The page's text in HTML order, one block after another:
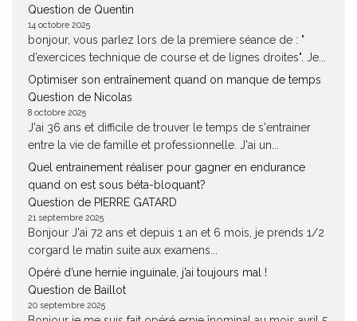
Question de Quentin
14 octobre 2025
bonjour, vous parlez lors de la premiere séance de : "
d’exercices technique de course et de lignes droites". Je...
Optimiser son entraînement quand on manque de temps
Question de Nicolas
8 octobre 2025
J'ai 36 ans et difficile de trouver le temps de s'entrainer
entre la vie de famille et professionnelle. J'ai un...
Quel entrainement réaliser pour gagner en endurance
quand on est sous béta-bloquant?
Question de PIERRE GATARD
21 septembre 2025
Bonjour J'ai 72 ans et depuis 1 an et 6 mois, je prends 1/2
corgard le matin suite aux examens...
Opéré d’une hernie inguinale, j’ai toujours mal !
Question de Baillot
20 septembre 2025